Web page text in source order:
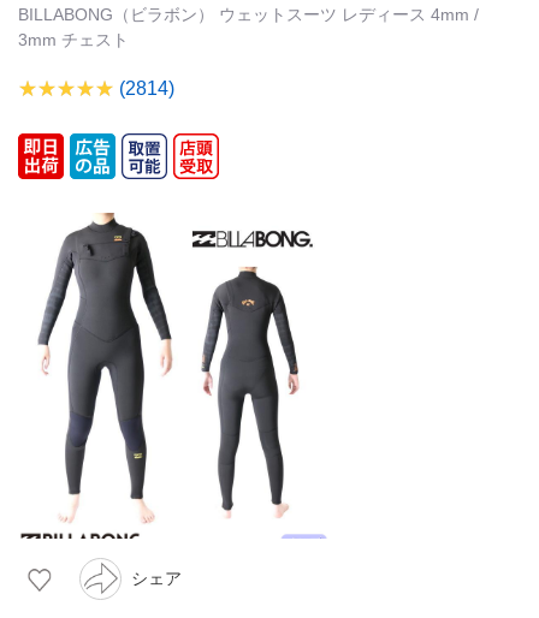
BILLABONG（ビラボン） ウェットスーツ レディース 4mm /
3mm チェスト
(2814)
シェア